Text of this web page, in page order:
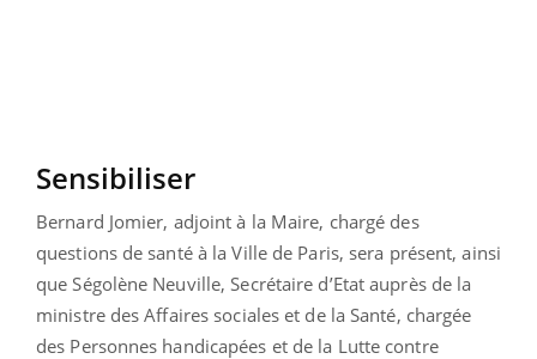
Sensibiliser
Bernard Jomier, adjoint à la Maire, chargé des
questions de santé à la Ville de Paris, sera présent, ainsi
que Ségolène Neuville, Secrétaire d’Etat auprès de la
ministre des Affaires sociales et de la Santé, chargée
des Personnes handicapées et de la Lutte contre